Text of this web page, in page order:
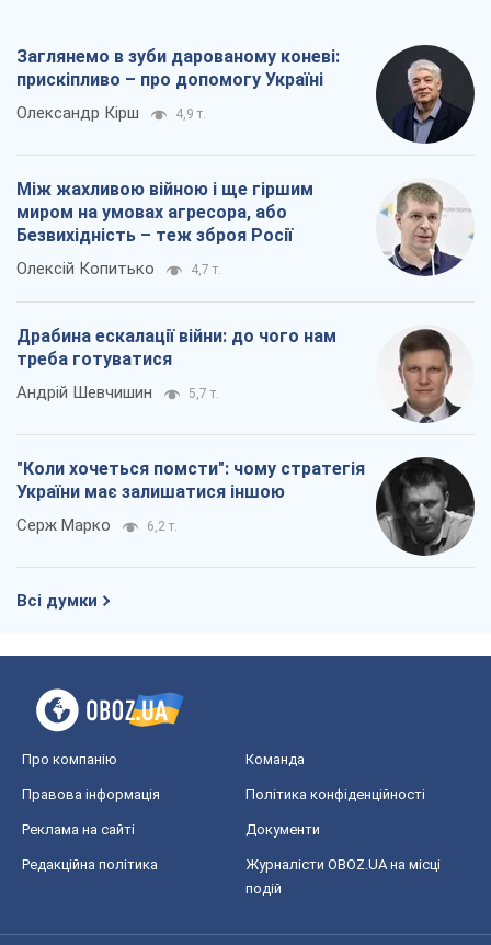
Заглянемо в зуби дарованому коневі:
прискіпливо – про допомогу Україні
Олександр Кірш 4,9 т.
Між жахливою війною і ще гіршим
миром на умовах агресора, або
Безвихідність – теж зброя Росії
Олексій Копитько 4,7 т.
Драбина ескалації війни: до чого нам
треба готуватися
Андрій Шевчишин 5,7 т.
"Коли хочеться помсти": чому стратегія
України має залишатися іншою
Серж Марко 6,2 т.
Всі думки
Про компанію Команда
Правова інформація Політика конфіденційності
Реклама на сайті Документи
Редакційна політика
Журналісти OBOZ.UA на місці
подій